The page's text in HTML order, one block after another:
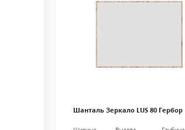
Шанталь Зеркало LUS 80 Гербор